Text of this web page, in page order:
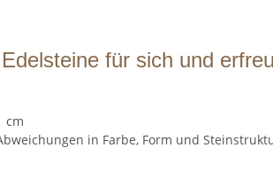
für sich und
cm
in Farbe, Form und